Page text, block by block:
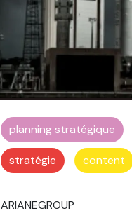
planning stratégique
stratégie content
ARIANEGROUP